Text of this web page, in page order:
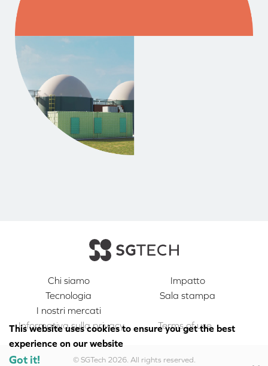
Chi siamo
Tecnologia
I nostri mercati
Impatto
Sala stampa
Informativa sulla privacy Terms of use
© SGTech 2026. All rights reserved.
This website uses cookies to ensure you get the best
experience on our website
Got it!